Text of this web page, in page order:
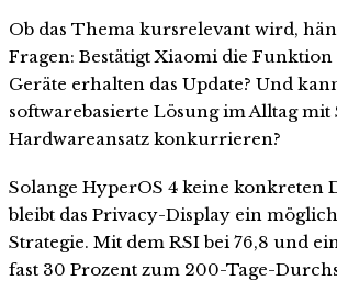
Ob das Thema kursrelevant wird,
Fragen: Bestätigt Xiaomi die Funktion
Geräte erhalten das Update? Und
softwarebasierte Lösung im Alltag mit
Hardwareansatz konkurrieren?
Solange HyperOS 4 keine konkreten
bleibt das Privacy-Display ein
Strategie. Mit dem RSI bei 76,8 und
fast 30 Prozent zum 200-Tage-